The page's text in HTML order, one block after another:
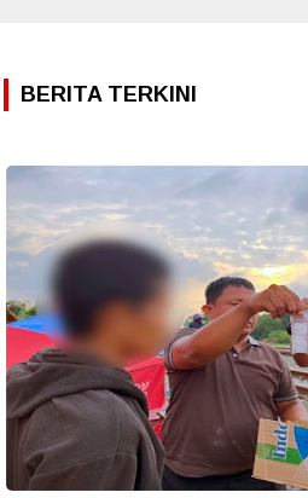
BERITA TERKINI